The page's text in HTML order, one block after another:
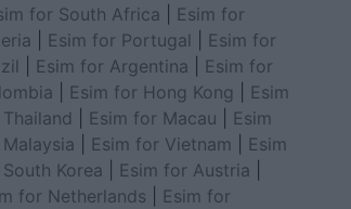
for South Africa
Esim for
Esim for Portugal
Esim for
Esim for Argentina
Esim for
Esim for Hong Kong
Esim
Esim for Macau
Esim
Esim for Vietnam
Esim
Korea
Esim for Austria
for Netherlands
Esim for